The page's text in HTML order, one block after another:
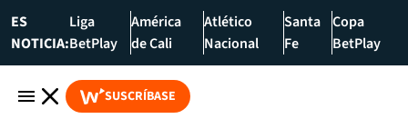
ES
NOTICIA:
Liga
BetPlay
América
de Cali
Atlético
Nacional
Santa
Fe
Copa
BetPlay
SUSCRÍBASE